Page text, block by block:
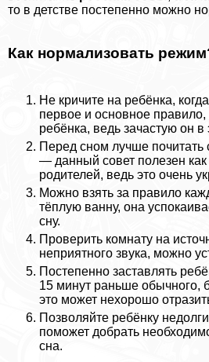
то в детстве постепенно можно
Как нормализовать
Не кричите на ребёнка,
первое и основное правило,
ребёнка, ведь зачастую он в
Перед сном лучше почитать
— данный совет полезен как
родителей, ведь это очень
Можно взять за правило
тёплую ванну, она
сну.
Проверить комнату на
неприятного звука, можно
Постепенно заставлять
15 минут раньше обычного,
это может нехорошо
Позволяйте ребёнку
поможет добрать
сна.